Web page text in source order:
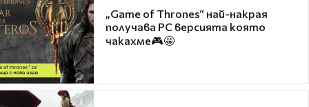
„Game of Thrones“ най-накрая
получава PC версията която
чакахме🎮🤩